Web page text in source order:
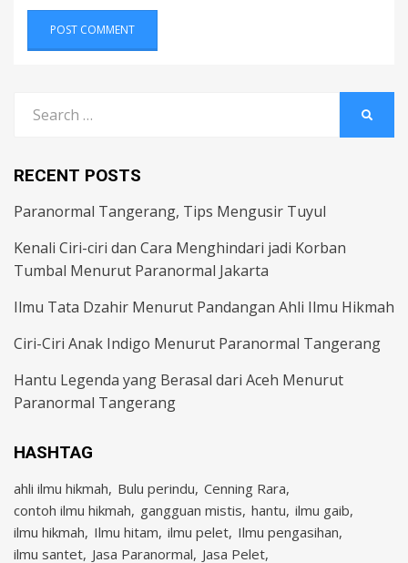
for:
RECENT POSTS
Paranormal Tangerang, Tips Mengusir Tuyul
Kenali Ciri-ciri dan Cara Menghindari jadi Korban
Tumbal Menurut Paranormal Jakarta
Ilmu Tata Dzahir Menurut Pandangan Ahli Ilmu Hikmah
Ciri-Ciri Anak Indigo Menurut Paranormal Tangerang
Hantu Legenda yang Berasal dari Aceh Menurut
Paranormal Tangerang
HASHTAG
ahli ilmu hikmah Bulu perindu Cenning Rara
contoh ilmu hikmah gangguan mistis hantu ilmu gaib
ilmu hikmah Ilmu hitam ilmu pelet Ilmu pengasihan
ilmu santet Jasa Paranormal Jasa Pelet